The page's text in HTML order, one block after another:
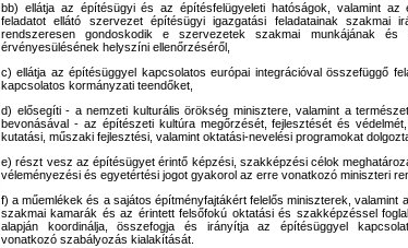
bb) ellátja az építésügyi és az építésfelügyeleti hatóságok, valamint az
feladatot ellátó szervezet építésügyi igazgatási feladatainak szakmai
rendszeresen gondoskodik e szervezetek szakmai munkájának és
érvényesülésének helyszíni ellenőrzéséről,
c) ellátja az építésüggyel kapcsolatos európai integrációval összefüggő
kapcsolatos kormányzati teendőket,
d) elősegíti - a nemzeti kulturális örökség minisztere, valamint a
bevonásával - az építészeti kultúra megőrzését, fejlesztését és
kutatási, műszaki fejlesztési, valamint oktatási-nevelési programokat
e) részt vesz az építésügyet érintő képzési, szakképzési célok
véleményezési és egyetértési jogot gyakorol az erre vonatkozó miniszteri
f) a műemlékek és a sajátos építményfajtákért felelős miniszterek, valamint
szakmai kamarák és az érintett felsőfokú oktatási és szakképzéssel
alapján koordinálja, összefogja és irányítja az építésüggyel
vonatkozó szabályozás kialakítását.